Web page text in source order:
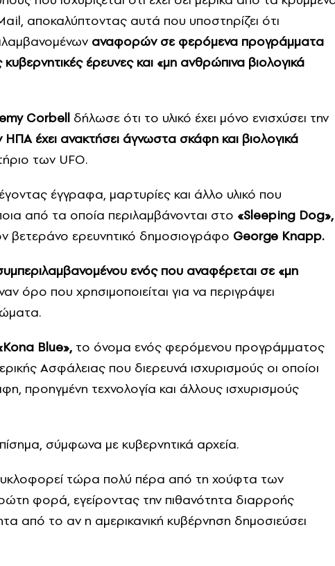
αποκαλύπτοντας αυτά που υποστηρίζει ότι
αναφορών σε φερόμενα προγράμματα
έρευνες και «μη ανθρώπινα βιολογικά
Corbell δήλωσε ότι το υλικό έχει μόνο ενισχύσει την
έχει ανακτήσει άγνωστα σκάφη και βιολογικά
των UFO.
έγγραφα, μαρτυρίες και άλλο υλικό που
από τα οποία περιλαμβάνονται στο «Sleeping Dog»,
βετεράνο ερευνητικό δημοσιογράφο George Knapp.
συμπεριλαμβανομένου ενός που αναφέρεται σε «μη
όρο που χρησιμοποιείται για να περιγράψει
Blue», το όνομα ενός φερόμενου προγράμματος
Ασφάλειας που διερευνά ισχυρισμούς οι οποίοι
προηγμένη τεχνολογία και άλλους ισχυρισμούς
σύμφωνα με κυβερνητικά αρχεία.
τώρα πολύ πέρα ​​από τη χούφτα των
φορά, εγείροντας την πιθανότητα διαρροής
από το αν η αμερικανική κυβέρνηση δημοσιεύσει